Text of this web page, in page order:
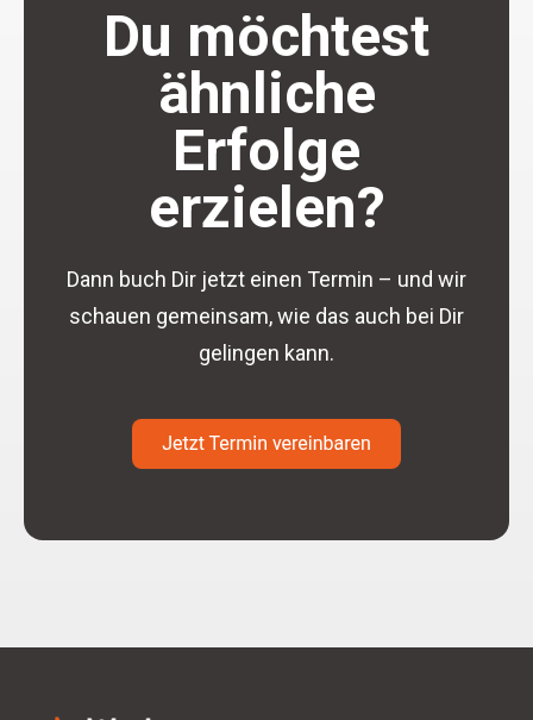
Du möchtest
ähnliche
Erfolge
erzielen?
Dann buch Dir jetzt einen Termin – und wir
schauen gemeinsam, wie das auch bei Dir
gelingen kann.